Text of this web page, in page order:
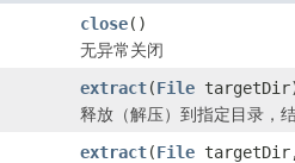
close()
无异常关闭
extract(File
释放（解压）到指定目录，
extract(File